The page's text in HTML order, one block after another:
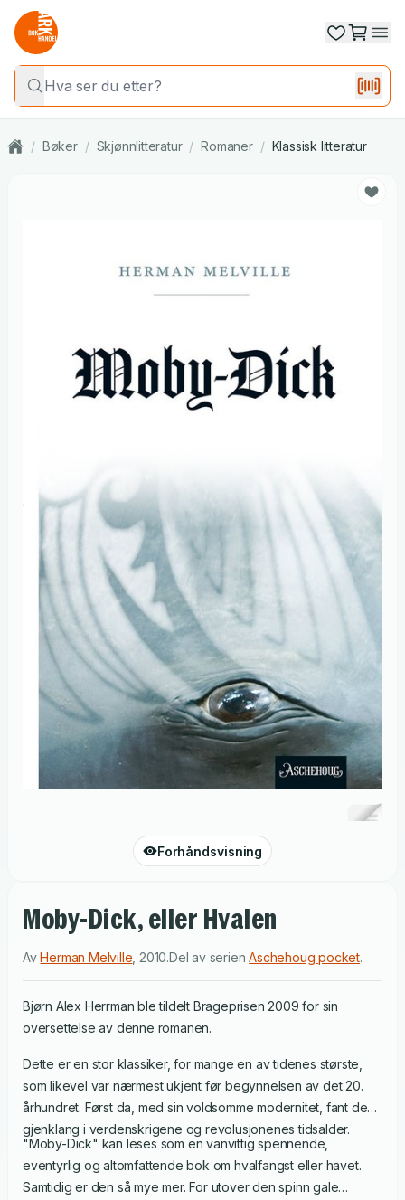
/ Bøker / Skjønnlitteratur / Romaner / Klassisk litteratur
Forhåndsvisning
Moby-Dick, eller Hvalen
AvHerman Melville 2010.Del av serienAschehoug pocket.
Bjørn Alex Herrman ble tildelt Brageprisen 2009 for sin
oversettelse av denne romanen.
Dette er en stor klassiker, for mange en av tidenes største,
som likevel var nærmest ukjent før begynnelsen av det 20.
århundret. Først da, med sin voldsomme modernitet, fant den
gjenklang i verdenskrigene og revolusjonenes tidsalder.
"Moby-Dick" kan leses som en vanvittig spennende,
eventyrlig og altomfattende bok om hvalfangst eller havet.
Samtidig er den så mye mer. For utover den spinn gale